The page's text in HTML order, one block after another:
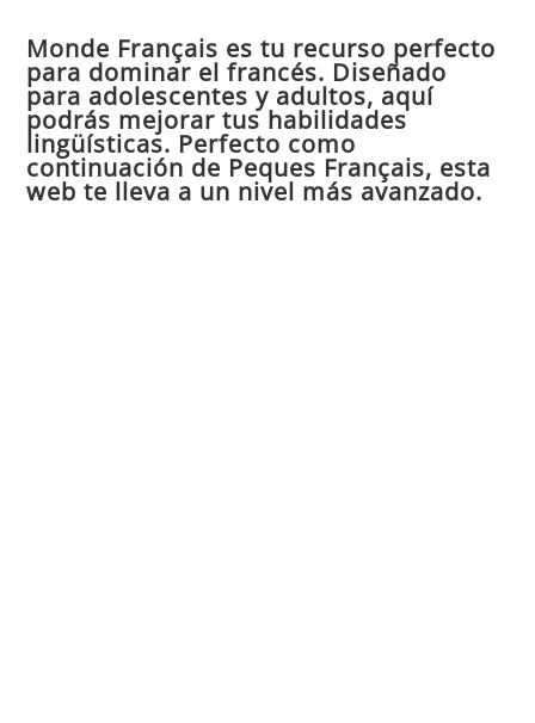
Monde Français es tu recurso perfecto
para dominar el francés. Diseñado
para adolescentes y adultos, aquí
podrás mejorar tus habilidades
lingüísticas. Perfecto como
continuación de Peques Français, esta
web te lleva a un nivel más avanzado.